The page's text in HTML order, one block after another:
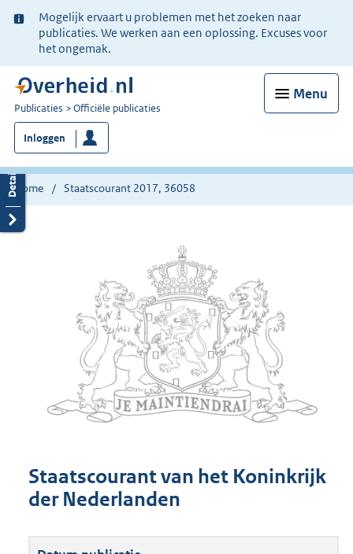
Ter
informatie:
Mogelijk ervaart u problemen met het zoeken naar
publicaties. We werken aan een oplossing. Excuses voor
het ongemak.
Menu
U
bent
nu
hier:
Publicaties Officiële publicaties
Inloggen
Home Staatscourant 2017, 36058
Staatscourant van het Koninkrijk
der Nederlanden